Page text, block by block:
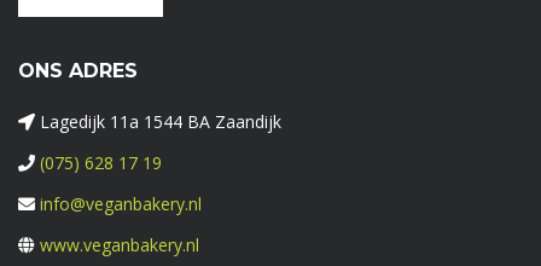
ONS ADRES
Lagedijk 11a 1544 BA Zaandijk
(075) 628 17 19
info@veganbakery.nl
www.veganbakery.nl